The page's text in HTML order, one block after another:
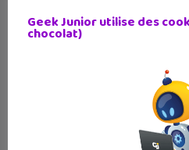
Geek Junior utilise des
chocolat)